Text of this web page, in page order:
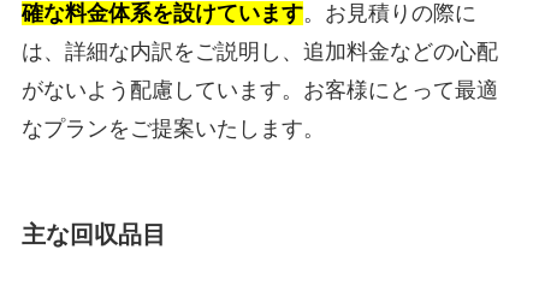
確な料金体系を設けています。お見積りの際に
は、詳細な内訳をご説明し、追加料金などの心配
がないよう配慮しています。お客様にとって最適
なプランをご提案いたします。
主な回収品目